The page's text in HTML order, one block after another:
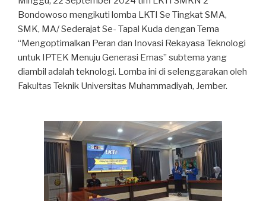
Bondowoso mengikuti lomba LKTI Se Tingkat SMA,
SMK, MA/ Sederajat Se- Tapal Kuda dengan Tema
“Mengoptimalkan Peran dan Inovasi Rekayasa Teknologi
untuk IPTEK Menuju Generasi Emas” subtema yang
diambil adalah teknologi. Lomba ini di selenggarakan oleh
Fakultas Teknik Universitas Muhammadiyah, Jember.